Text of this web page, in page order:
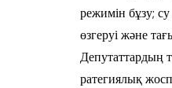
режимін бұзу;
өзгеруі және
Депутаттардың
ра­тегиялық